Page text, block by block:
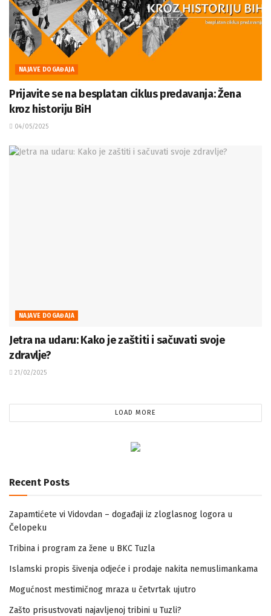
NAJAVE DOGAĐAJA
Prijavite se na besplatan ciklus predavanja: Žena
kroz historiju BiH
04/05/2025
NAJAVE DOGAĐAJA
Jetra na udaru: Kako je zaštiti i sačuvati svoje
zdravlje?
21/02/2025
LOAD MORE
Recent Posts
Zapamtićete vi Vidovdan – događaji iz zloglasnog logora u
Čelopeku
Tribina i program za žene u BKC Tuzla
Islamski propis šivenja odjeće i prodaje nakita nemuslimankama
Mogućnost mestimičnog mraza u četvrtak ujutro
Zašto prisustvovati najavljenoj tribini u Tuzli?